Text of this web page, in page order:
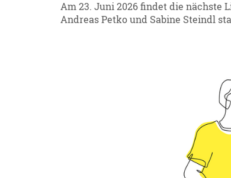
Am 23. Juni 2026 findet die nächste
Andreas Petko und Sabine Steindl